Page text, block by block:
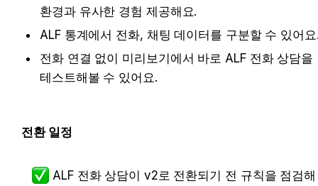
환경과 유사한 경험 제공해요.
ALF 통계에서 전화, 채팅 데이터를 구분할 수 있어
전화 연결 없이 미리보기에서 바로 ALF 전화 상담을
테스트해볼 수 있어요.
전환 일정
ALF 전화 상담이 v2로 전환되기 전 규칙을 점검해